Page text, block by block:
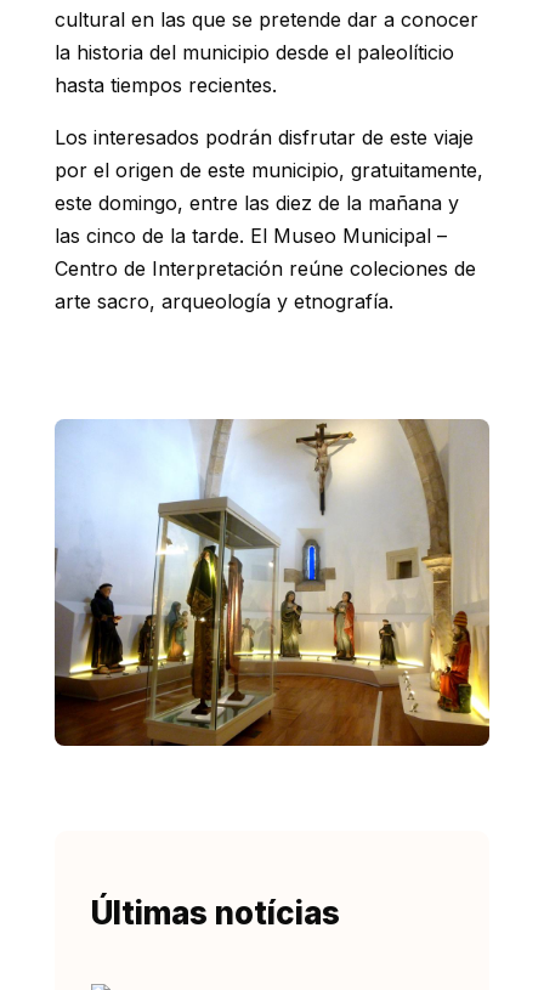
cultural en las que se pretende dar a conocer
la historia del municipio desde el paleolíticio
hasta tiempos recientes.
Los interesados podrán disfrutar de este viaje
por el origen de este municipio, gratuitamente,
este domingo, entre las diez de la mañana y
las cinco de la tarde. El Museo Municipal –
Centro de Interpretación reúne coleciones de
arte sacro, arqueología y etnografía.
Últimas notícias